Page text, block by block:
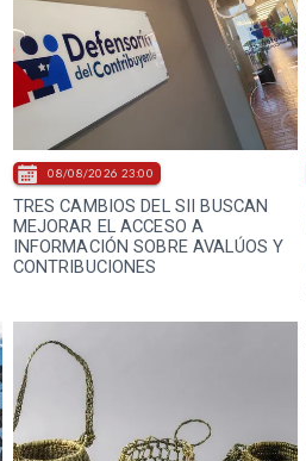
TRES CAMBIOS DEL SII BUSCAN
MEJORAR EL ACCESO A
INFORMACIÓN SOBRE AVALÚOS Y
CONTRIBUCIONES
08/08/2026 23:00